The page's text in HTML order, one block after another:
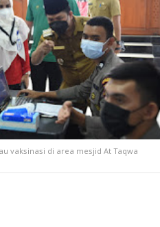
vaksinasi di area mesjid At Taqwa